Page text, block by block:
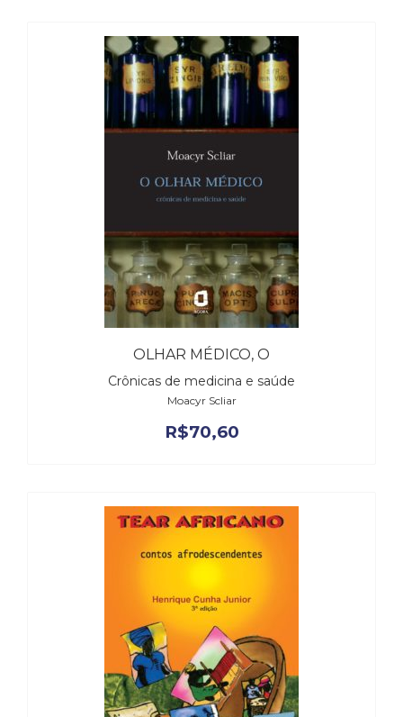
OLHAR MÉDICO, O
Crônicas de medicina e saúde
Moacyr Scliar
R$70,60